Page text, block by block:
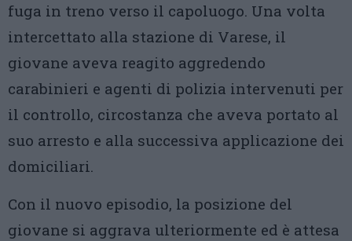
fuga in treno verso il capoluogo. Una volta
intercettato alla stazione di Varese, il
giovane aveva reagito aggredendo
carabinieri e agenti di polizia intervenuti per
il controllo, circostanza che aveva portato al
suo arresto e alla successiva applicazione dei
domiciliari.
Con il nuovo episodio, la posizione del
giovane si aggrava ulteriormente ed è attesa